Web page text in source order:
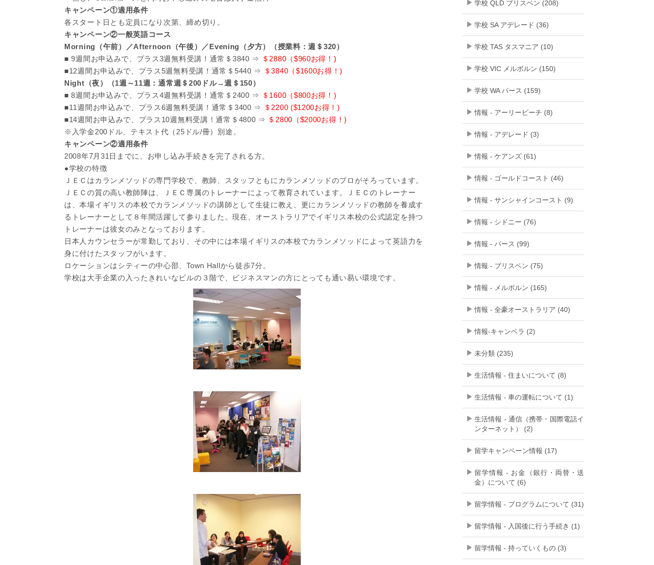
キャンペーン①適用条件
各スタート日とも定員になり次第、締め切り。
キャンペーン②一般英語コース
Morning（午前）／Afternoon（午後）／Evening（夕方）（授業料：週＄320）
■ 9週間お申込みで、プラス3週無料受講！通常＄3840 ⇒
＄2880（$960お得！)
■12週間お申込みで、プラス5週無料受講！通常＄5440 ⇒
＄3840（$1600お得！)
Night（夜）（1週～11週：通常週＄200ドル→週＄150）
■ 8週間お申込みで、プラス4週無料受講！通常＄2400 ⇒
＄1600（$800お得！)
■11週間お申込みで、プラス6週無料受講！通常＄3400 ⇒
＄2200 ($1200お得！)
■14週間お申込みで、プラス10週無料受講！通常＄4800 ⇒ ＄2800（$2000お得！)
※入学金200ドル、テキスト代（25ドル/冊）別途。
キャンペーン②適用条件
2008年7月31日までに、お申し込み手続きを完了される方。
●学校の特徴
ＪＥＣはカランメソッドの専門学校で、教師、スタッフともにカランメソッドのプロがそろっています。
ＪＥＣの質の高い教師陣は、ＪＥＣ専属のトレーナーによって教育されています。ＪＥＣのトレーナー
は、本場イギリスの本校でカランメソッドの講師として生徒に教え、更にカランメソッドの教師を養成す
るトレーナーとして８年間活躍して参りました。現在、オーストラリアでイギリス本校の公式認定を持つ
トレーナーは彼女のみとなっております。
日本人カウンセラーが常勤しており、その中には本場イギリスの本校でカランメソッドによって英語力を
身に付けたスタッフがいます。
ロケーションはシティーの中心部、Town Hallから徒歩7分。
学校は大手企業の入ったきれいなビルの３階で、ビジネスマンの方にとっても通い易い環境です。
学校 QLD ブリスベン (208)
学校 SA アデレード (36)
学校 TAS タスマニア (10)
学校 VIC メルボルン (150)
学校 WA パース (159)
情報 - アーリービーチ (8)
情報 - アデレード (3)
情報 - ケアンズ (61)
情報 - ゴールドコースト (46)
情報 - サンシャインコースト (9)
情報 - シドニー (76)
情報 - パース (99)
情報 - ブリスベン (75)
情報 - メルボルン (165)
情報 - 全豪オーストラリア (40)
情報-キャンベラ (2)
未分類 (235)
生活情報 - 住まいについて (8)
生活情報 - 車の運転について (1)
生活情報 - 通信（携帯・国際電話イ
ンターネット） (2)
留学キャンペーン情報 (17)
留学情報 - お金（銀行・両替・送
金）について (6)
留学情報 - プログラムについて (31)
留学情報 - 入国後に行う手続き (1)
留学情報 - 持っていくもの (3)